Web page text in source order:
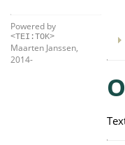
Powered by
<TEI:TOK>
Maarten Janssen,
2014-